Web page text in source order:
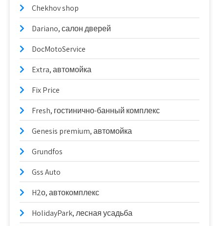
Chekhov shop
Dariano, салон дверей
DocMotoService
Extra, автомойка
Fix Price
Fresh, гостинично-банный комплекс
Genesis premium, автомойка
Grundfos
Gss Auto
H2о, автокомплекс
HolidayPark, лесная усадьба